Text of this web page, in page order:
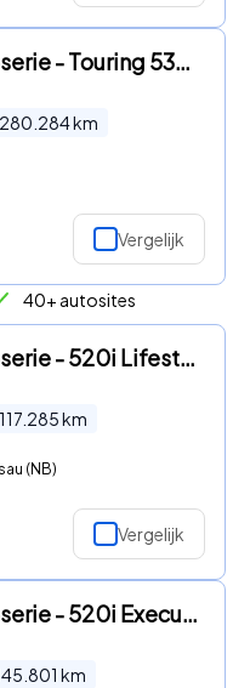
BMW 5-serie - Touring 530i Executive
280.284km
Vergelijk
40+ autosites
BMW 5-serie - 520i Lifestyle Edition Automaat, 17" LMV, PDC, Xenon, Clima,
117.285km
(NB)
Vergelijk
BMW 5-serie - 520i Executive * Aut * Xenon * 1e eigenaar
km